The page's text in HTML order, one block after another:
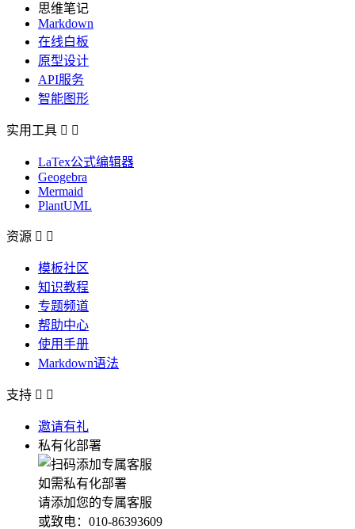
思维笔记
Markdown
在线白板
原型设计
API服务
智能图形
实用工具  
LaTex公式编辑器
Geogebra
Mermaid
PlantUML
资源  
模板社区
知识教程
专题频道
帮助中心
使用手册
Markdown语法
支持  
邀请有礼
私有化部署
如需私有化部署
请添加您的专属客服
或致电：010-86393609